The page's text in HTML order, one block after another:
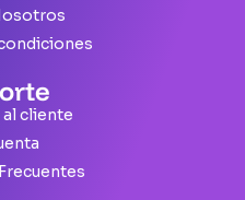
cliente